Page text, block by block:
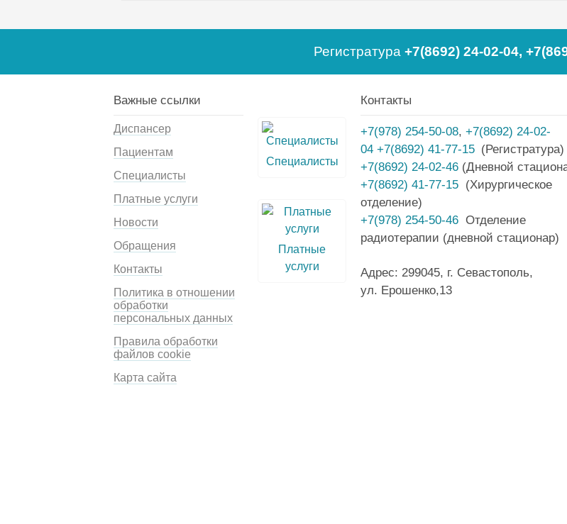
Регистратура +7(8692) 24-02-04,
Важные ссылки
Диспансер
Пациентам
Специалисты
Платные услуги
Новости
Обращения
Контакты
Политика в отношении
обработки
персональных данных
Правила обработки
файлов cookie
Карта сайта
Специалисты
Платные
услуги
Контакты
+7(978) 254-50-08, +7(8692) 24-02-
04 +7(8692) 41-77-15 (Регистратура)
+7(8692) 24-02-46 (Дневной
+7(8692) 41-77-15 (Хирургическое
отделение)
+7(978) 254-50-46 Отделение
радиотерапии (дневной стационар)
Адрес: 299045, г. Севастополь,
ул. Ерошенко,13